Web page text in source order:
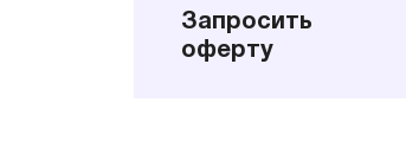
Запросить
оферту